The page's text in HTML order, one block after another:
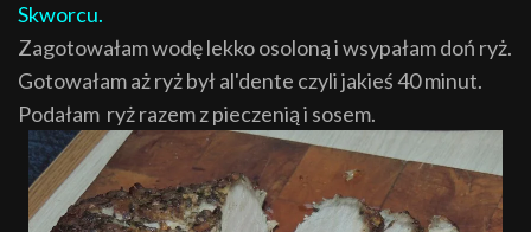
Skworcu.
Zagotowałam wodę lekko osoloną i wsypałam doń ryż.
Gotowałam aż ryż był al'dente czyli jakieś 40 minut.
Podałam ryż razem z pieczenią i sosem.